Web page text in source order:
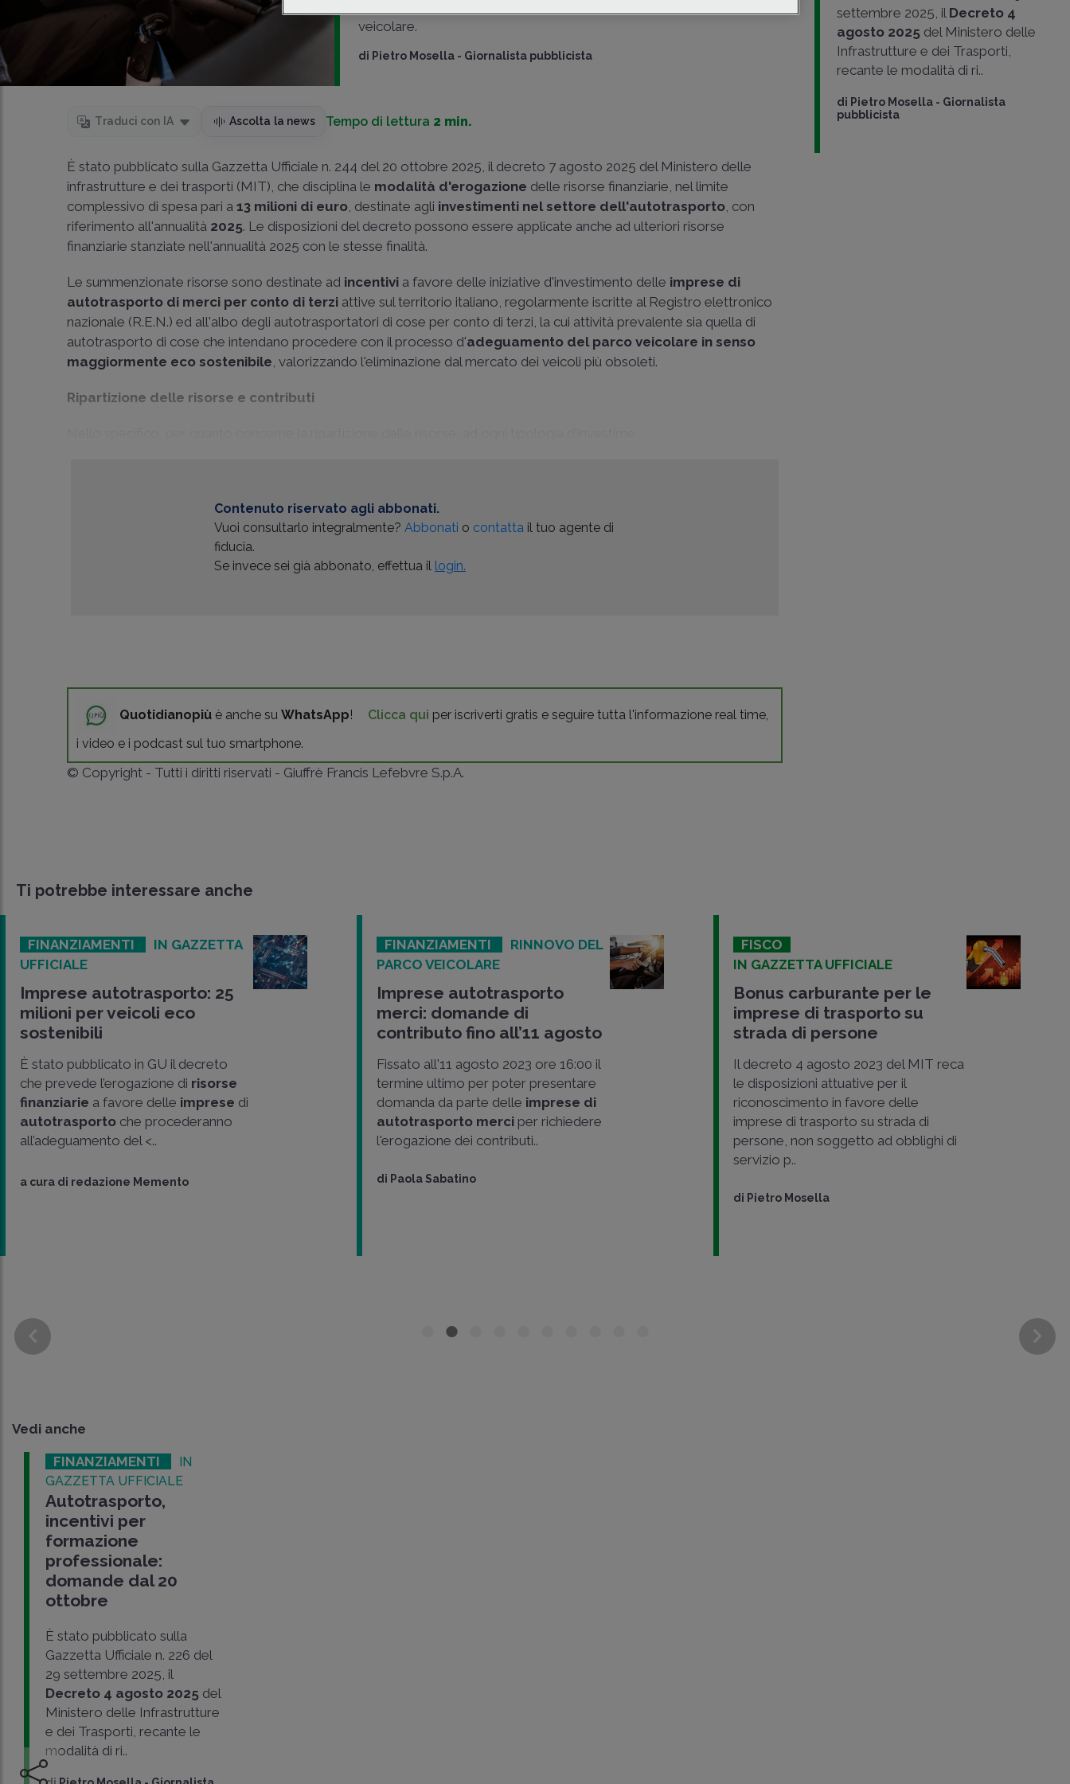
veicolare.
di Pietro Mosella - Giornalista pubblicista
Traduci con IA Ascolta la news Tempo di lettura 2 min.
È stato pubblicato sulla Gazzetta Ufficiale n. 244 del 20 ottobre 2025, il decreto 7 agosto 2025 del Ministero delle
infrastrutture e dei trasporti (MIT), che disciplina le modalità d'erogazione delle risorse finanziarie, nel limite
complessivo di spesa pari a13 milioni di euro, destinate agli investimenti nel settore dell'autotrasporto, con
riferimento all'annualità 2025. Le disposizioni del decreto possono essere applicate anche ad ulteriori risorse
finanziarie stanziate nell'annualità 2025 con le stesse finalità.
Le summenzionate risorse sono destinate ad incentivi a favore delle iniziative d'investimento delle imprese di
autotrasporto di merci per conto di terzi attive sul territorio italiano, regolarmente iscritte al Registro elettronico
nazionale (R.E.N.) ed all'albo degli autotrasportatori di cose per conto di terzi, la cui attività prevalente sia quella di
autotrasporto di cose che intendano procedere con il processo d'adeguamento del parco veicolare in senso
maggiormente eco sostenibile, valorizzando l'eliminazione dal mercato dei veicoli più obsoleti.
Ripartizione delle risorse e contributi
Contenuto riservato agli abbonati.
Vuoi consultarlo integralmente?Abbonati o contatta il tuo agente di
fiducia.
Se invece sei già abbonato, effettua il login.
Quotidianopiù è anche suWhatsApp! Clicca qui per iscriverti gratis e seguire tutta l'informazione real time,
i video e i podcast sul tuo smartphone.
© Copyright - Tutti i diritti riservati - Giuffrè Francis Lefebvre S.p.A.
settembre 2025, il Decreto 4
agosto 2025del Ministero delle
Infrastrutture e dei Trasporti,
recante le modalità di ri..
di Pietro Mosella - Giornalista
pubblicista
Ti potrebbe interessare anche
FINANZIAMENTI
IN GAZZETTA
UFFICIALE
Imprese autotrasporto: 25
milioni per veicoli eco
sostenibili
È stato pubblicato in GU il decreto
che prevede l’erogazione di risorse
finanziarie a favore delle imprese di
autotrasporto che procederanno
all’adeguamento del <..
a cura di redazione Memento
FINANZIAMENTI
RINNOVO DEL
PARCO VEICOLARE
Imprese autotrasporto
merci: domande di
contributo fino all’11 agosto
Fissato all'11 agosto 2023 ore 16:00 il
termine ultimo per poter presentare
domanda da parte delle imprese di
autotrasporto merci per richiedere
l'erogazione dei contributi..
di Paola Sabatino
FISCO
IN GAZZETTA UFFICIALE
Bonus carburante per le
imprese di trasporto su
strada di persone
Il decreto 4 agosto 2023 del MIT reca
le disposizioni attuative per il
riconoscimento in favore delle
imprese di trasporto su strada di
persone, non soggetto ad obblighi di
servizio p..
di Pietro Mosella
Vedi anche
FINANZIAMENTI
IN
GAZZETTA UFFICIALE
Autotrasporto,
incentivi per
formazione
professionale:
domande dal 20
ottobre
È stato pubblicato sulla
Gazzetta Ufficiale n. 226 del
29 settembre 2025, il
Decreto 4 agosto 2025 del
Ministero delle Infrastrutture
e dei Trasporti, recante le
modalità di ri..